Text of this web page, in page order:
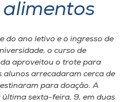
do ano letivo e o ingresso de
o curso de
aproveitou o trote para
alunos arrecadaram cerca de
para doação. A
sexta-feira, 9, em duas